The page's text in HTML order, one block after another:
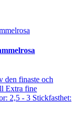
den finaste och
Extra fine
2,5 - 3 Stickfasthet: